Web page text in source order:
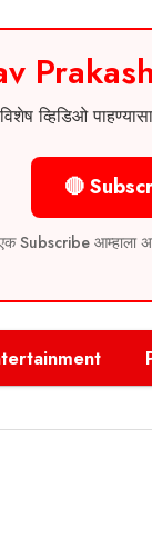
व्हिडिओ
🔴
Subscribe आम्हाला